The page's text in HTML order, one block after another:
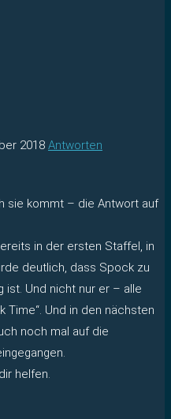
2018 Antworten
sie kommt – die Antwort auf
in der ersten Staffel, in
deutlich, dass Spock zu
ist. Und nicht nur er – alle
Time“. Und in den nächsten
noch mal auf die
helfen.